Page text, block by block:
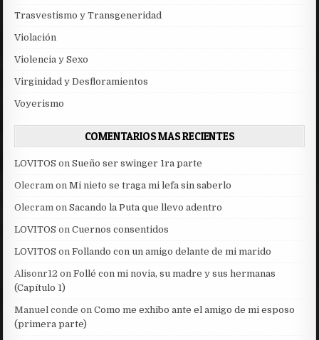
Trasvestismo y Transgeneridad
Violación
Violencia y Sexo
Virginidad y Desfloramientos
Voyerismo
COMENTARIOS MAS RECIENTES
LOVITOS onSueño ser swinger 1ra parte
Olecram onMi nieto se traga mi lefa sin saberlo
Olecram onSacando la Puta que llevo adentro
LOVITOS onCuernos consentidos
LOVITOS onFollando con un amigo delante de mi marido
Alisonr12 onFollé con mi novia, su madre y sus hermanas
(Capítulo 1)
Manuel conde onComo me exhibo ante el amigo de mi esposo
(primera parte)